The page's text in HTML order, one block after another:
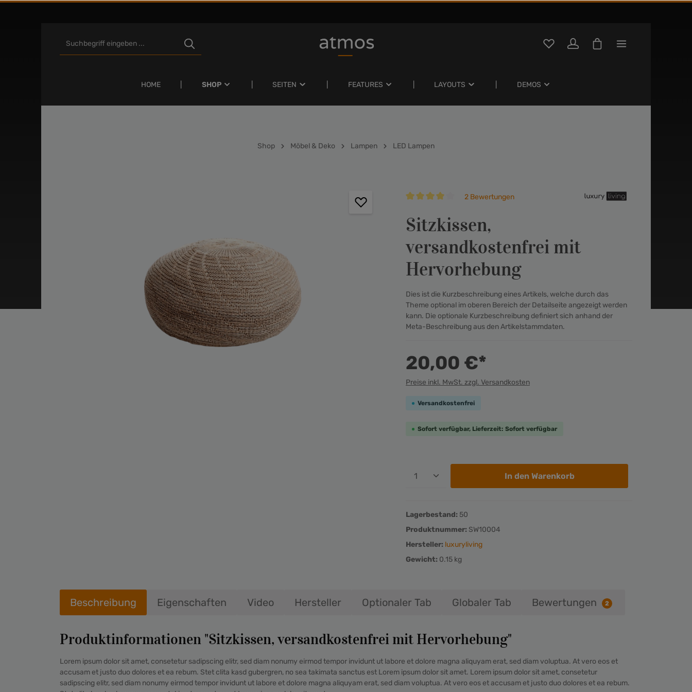
HOME SHOP SEITEN FEATURES LAYOUTS DEMOS
Shop Möbel & Deko Lampen LED Lampen
2 Bewertungen
Sitzkissen,
versandkostenfrei mit
Hervorhebung
Dies ist die Kurzbeschreibung eines Artikels, welche durch das
Theme optional im oberen Bereich der Detailseite angezeigt werden
kann. Die optionale Kurzbeschreibung definiert sich anhand der
Meta-Beschreibung aus den Artikelstammdaten.
20,00 €*
Preise inkl. MwSt. zzgl. Versandkosten
Versandkostenfrei
Sofort verfügbar, Lieferzeit: Sofort verfügbar
In den Warenkorb
Lagerbestand: 50
Produktnummer: SW10004
Hersteller: luxuryliving
Gewicht: 0.15 kg
Beschreibung Eigenschaften Video Hersteller Optionaler Tab Globaler Tab Bewertungen 2
Produktinformationen "Sitzkissen, versandkostenfrei mit Hervorhebung"
Lorem ipsum dolor sit amet, consetetur sadipscing elitr, sed diam nonumy eirmod tempor invidunt ut labore et dolore magna aliquyam erat, sed diam voluptua. At vero eos et
accusam et justo duo dolores et ea rebum. Stet clita kasd gubergren, no sea takimata sanctus est Lorem ipsum dolor sit amet. Lorem ipsum dolor sit amet, consetetur
sadipscing elitr, sed diam nonumy eirmod tempor invidunt ut labore et dolore magna aliquyam erat, sed diam voluptua. At vero eos et accusam et justo duo dolores et ea rebum.